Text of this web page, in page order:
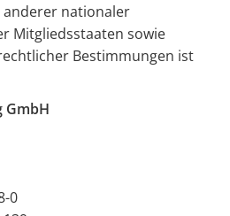
nationaler
Mitgliedsstaaten sowie
Bestimmungen ist
GmbH
0